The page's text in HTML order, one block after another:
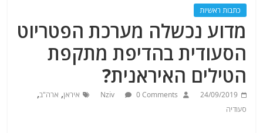
כתבות ראשיות
מדוע נכשלה מערכת הפטריוט
הסעודית בהדיפת מתקפת
הטילים האיראנית?
24/09/2019
Nziv 0 Comments איראן, ארה"ב,
סעודיה